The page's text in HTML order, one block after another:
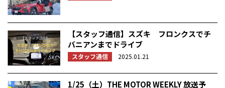
【スタッフ通信】スズキ フロンクスでチ
バニアンまでドライブ
スタッフ通信 2025.01.21
1/25（土）THE MOTOR WEEKLY 放送予